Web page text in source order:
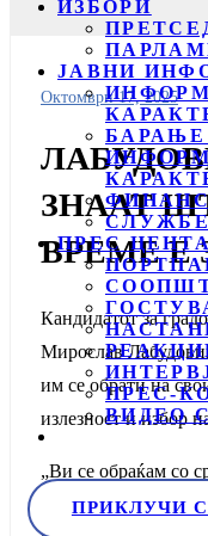
ИЗБОРИ
ЈАВНИ
БАРАЊЕ
ПРЕС
ПРЕС-
ВИДЕО
ПРИКЛУЧИ
Октомври 17, 2025
ЗНААТ
ВРЕМЕ Е
Кандидатот за
Мирослав
им се обрати на
излезност и избор
„Ви се обраќам со
одговорност и